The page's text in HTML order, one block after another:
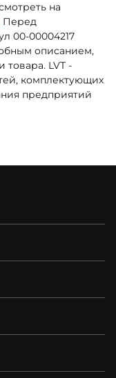
на
Перед
00-00004217
описанием,
товара. LVT -
комплектующих
предприятий